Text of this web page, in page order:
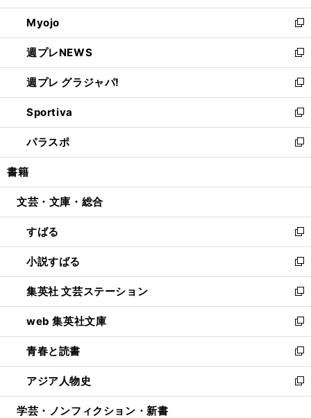
開
く
ウ
で
開
く
ン
ド
ウ
で
開
く
ウ
ィ
ン
ド
ウ
で
開
く
Myojo
新
し
い
ウ
ィ
ン
ド
ウ
で
開
週プレNEWS
新
し
い
ウ
ィ
ン
ド
ウ
開
週プレ グラジャパ!
新
し
い
ウ
ィ
ン
ウ
開
く
Sportiva
新
し
い
ウ
ン
ウ
で
開
く
パラスポ
新
し
ウ
ン
ド
ウ
で
開
く
書籍
文芸・文庫・総合
すばる
新
し
い
ウ
ィ
ン
ド
ウ
で
開
く
小説すばる
新
し
い
ウ
ィ
ン
ド
ウ
で
開
集英社 文芸ステーション
新
し
い
ウ
ィ
ン
ド
ウ
web 集英社文庫
新
し
い
ウ
ィ
ン
青春と読書
新
し
い
ウ
アジア人物史
新
し
学芸・ノンフィクション・新書